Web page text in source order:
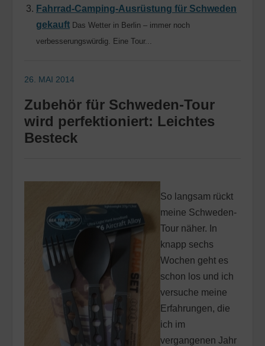
Fahrrad-Camping-Ausrüstung für Schweden
gekauft Das Wetter in Berlin – immer noch
verbesserungswürdig. Eine Tour...
26. MAI 2014
Zubehör für Schweden-Tour
wird perfektioniert: Leichtes
Besteck
So langsam rückt
meine Schweden-
Tour näher. In
knapp sechs
Wochen geht es
schon los und ich
versuche meine
Erfahrungen, die
ich im
vergangenen Jahr